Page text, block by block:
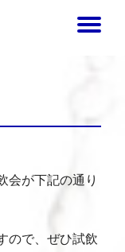
会が下記の通り
ので、ぜひ試飲